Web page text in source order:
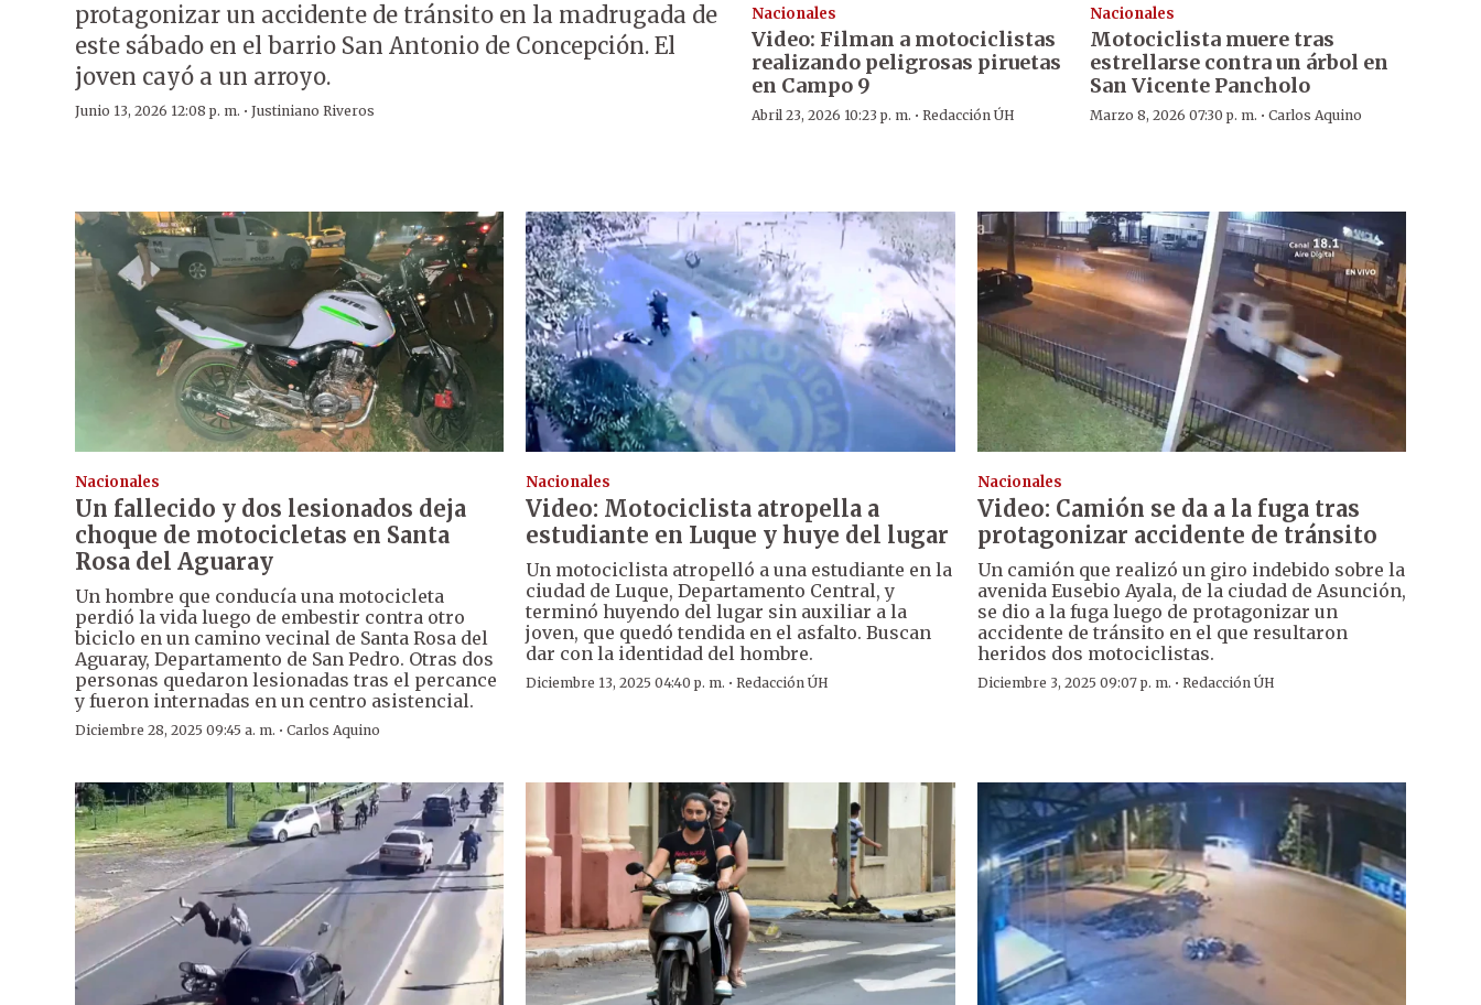
protagonizar un accidente de tránsito en la madrugada de
este sábado en el barrio San Antonio de Concepción. El
joven cayó a un arroyo.
Junio 13, 2026 12:08 p. m. · Justiniano Riveros
Nacionales
Video: Filman a motociclistas
realizando peligrosas piruetas
en Campo 9
Abril 23, 2026 10:23 p. m. · Redacción ÚH
Nacionales
Motociclista muere tras
estrellarse contra un árbol en
San Vicente Pancholo
Marzo 8, 2026 07:30 p. m. · Carlos Aquino
Nacionales
Un fallecido y dos lesionados deja
choque de motocicletas en Santa
Rosa del Aguaray
Un hombre que conducía una motocicleta
perdió la vida luego de embestir contra otro
biciclo en un camino vecinal de Santa Rosa del
Aguaray, Departamento de San Pedro. Otras dos
personas quedaron lesionadas tras el percance
y fueron internadas en un centro asistencial.
Diciembre 28, 2025 09:45 a. m. · Carlos Aquino
Nacionales
Video: Motociclista atropella a
estudiante en Luque y huye del lugar
Un motociclista atropelló a una estudiante en la
ciudad de Luque, Departamento Central, y
terminó huyendo del lugar sin auxiliar a la
joven, que quedó tendida en el asfalto. Buscan
dar con la identidad del hombre.
Diciembre 13, 2025 04:40 p. m. ·Redacción ÚH
Nacionales
Video: Camión se da a la fuga tras
protagonizar accidente de tránsito
Un camión que realizó un giro indebido sobre la
avenida Eusebio Ayala, de la ciudad de Asunción,
se dio a la fuga luego de protagonizar un
accidente de tránsito en el que resultaron
heridos dos motociclistas.
Diciembre 3, 2025 09:07 p. m. · Redacción ÚH